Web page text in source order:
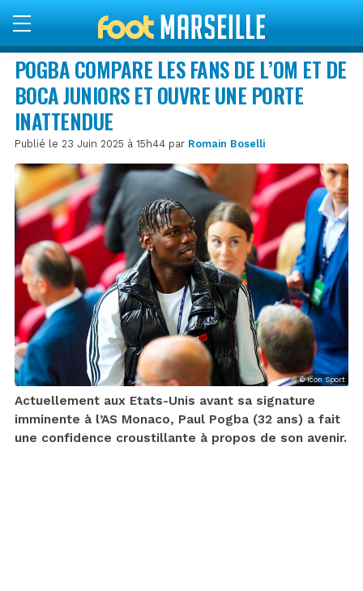
POGBA COMPARE LES FANS DE L’OM ET DE
BOCA JUNIORS ET OUVRE UNE PORTE
INATTENDUE
Publié le 23 Juin 2025 à 15h44 par Romain Boselli
© Icon Sport
Actuellement aux Etats-Unis avant sa signature
imminente à l’AS Monaco, Paul Pogba (32 ans) a fait
une confidence croustillante à propos de son avenir.